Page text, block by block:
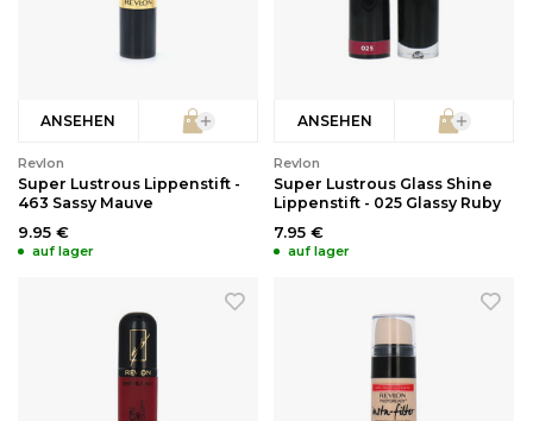
ANSEHEN
Revlon
Super Lustrous Lippenstift -
463 Sassy Mauve
9.95 €
auf lager
ANSEHEN
Revlon
Super Lustrous Glass Shine
Lippenstift - 025 Glassy Ruby
7.95 €
auf lager